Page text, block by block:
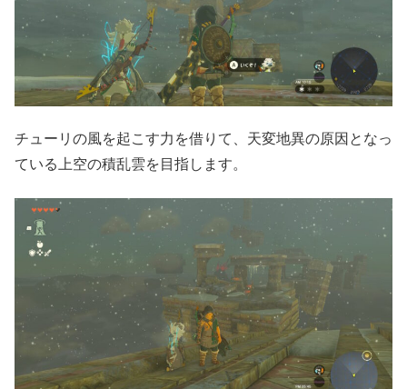
チューリの風を起こす力を借りて、天変地異の原因となっ
ている上空の積乱雲を目指します。